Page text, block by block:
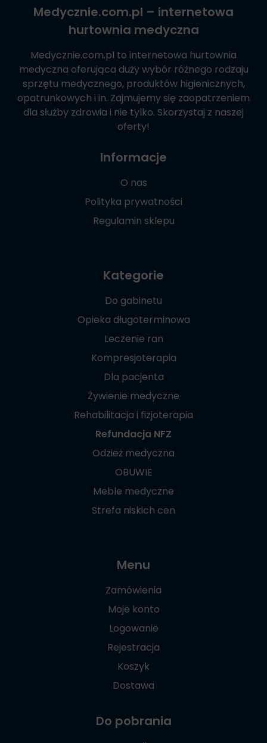
Medycznie.com.pl – internetowa
hurtownia medyczna
Medycznie.com.pl to internetowa hurtownia
medyczna oferująca duży wybór różnego rodzaju
sprzętu medycznego, produktów higienicznych,
opatrunkowych i in. Zajmujemy się zaopatrzeniem
dla służby zdrowia i nie tylko. Skorzystaj z naszej
oferty!
Informacje
O nas
Polityka prywatności
Regulamin sklepu
Kategorie
Do gabinetu
Opieka długoterminowa
Leczenie ran
Kompresjoterapia
Dla pacjenta
Żywienie medyczne
Rehabilitacja i fizjoterapia
Refundacja NFZ
Odzież medyczna
OBUWIE
Meble medyczne
Strefa niskich cen
Menu
Zamówienia
Moje konto
Logowanie
Rejestracja
Koszyk
Dostawa
Do pobrania